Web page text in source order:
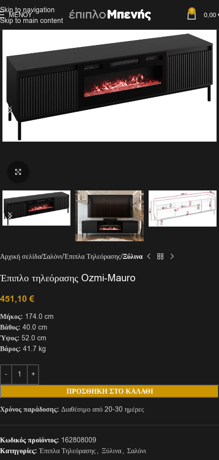
Skip to navigation
Skip to main content
ΜΕΝΟΎ 0 0,00
Αρχική σελίδα Σαλόνι Έπιπλα Τηλεόρασης Ξύλινα
Έπιπλο τηλεόρασης Ozmi-Mauro
451,10€
Μήκος: 174.0 cm
Βάθος: 40.0 cm
Ύψος: 52.0 cm
Βάρος: 41.7 kg
ΠΡΟΣΘΉΚΗ ΣΤΟ ΚΑΛΆΘΙ
Χρόνος παράδοσης: Διαθέσιμο από 20-30 ημέρες
Κωδικός προϊόντος: 162808009
Κατηγορίες: Έπιπλα Τηλεόρασης, Ξύλινα, Σαλόνι